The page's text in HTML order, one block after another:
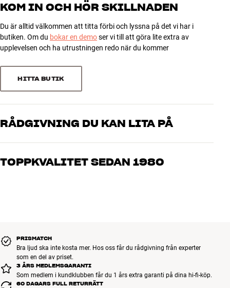
ERBJUDANDEN
Hitta Butik
Kundtjänst
Bygg med ljud
Företag
KOM IN OCH HÖR SKILLNADEN
Du är alltid välkommen att titta förbi och lyssna på det vi har i
butiken. Om du bokar en demoser vi till att göra lite extra av
upplevelsen och ha utrustningen redo när du kommer
HITTA BUTIK
RÅDGIVNING DU KAN LITA PÅ
Våra medarbetare är riktiga entusiaster som kan produkterna och
vad du drömmer om, så hjälper vi dig att hitta den lösning som
TOPPKVALITET SEDAN 1980
PRISMATCH
Bra ljud ska inte kosta mer. Hos oss får du rådgivning från experter
som en del av priset.
3 ÅRS MEDLEMSGARANTI
Som medlem i kundklubben får du 1 års extra garanti på dina hi-fi-köp.
60 DAGARS FULL RETURRÄTT